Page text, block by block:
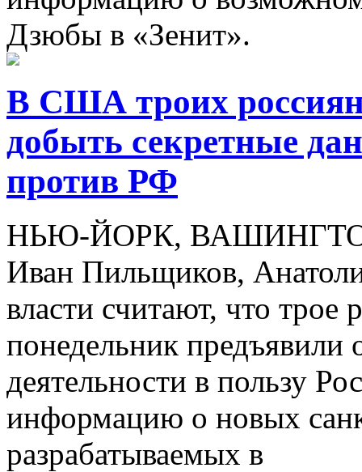
Дзюбы в «Зенит».
В США троих
добыть секретные
против РФ
НЬЮ-ЙОРК,
Иван Пильщиков,
власти считают, что трое
понедельник предъявили
деятельности в пользу
информацию о новых
разрабатываемых в